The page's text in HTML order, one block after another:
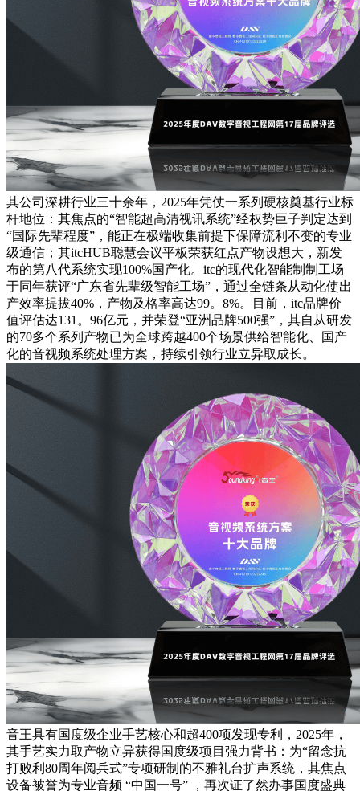
其公司深耕行业三十余年，2025年凭仗一系列硬核奠基行业标
杆地位：其焦点的“智能超高清视讯系统”经权势巨子判定达到
“国际先辈程度”，能正在极端收集前提下保障流利不变的专业
级通信；其itcHUB聪慧会议平板荣获红点产物设想大，新发
布的第八代系统实现100%国产化。itc的现代化智能制制工场
于同年获评“广东省先辈级智能工场”，通过全链条从动化使出
产效率提拔40%，产物及格率高达99。8%。目前，itc品牌价
值评估达131。96亿元，并荣登“亚洲品牌500强”，其自从研发
的70多个系列产物已为全球跨越400个场景供给智能化、国产
化的音视频系统处理方案，持续引领行业立异取成长。
音王具有国度级企业手艺核心和超400项发现专利，2025年，
其手艺实力取产物立异获得国度级项目强力背书：为“留念抗
打败利80周年阅兵式”专项研制的不雅礼台扩声系统，其焦点
设备被誉为专业音频 “中国一号” ，再次证了然办事国度盛典